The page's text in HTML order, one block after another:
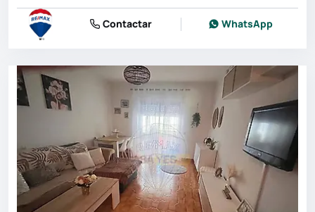
Contactar WhatsApp